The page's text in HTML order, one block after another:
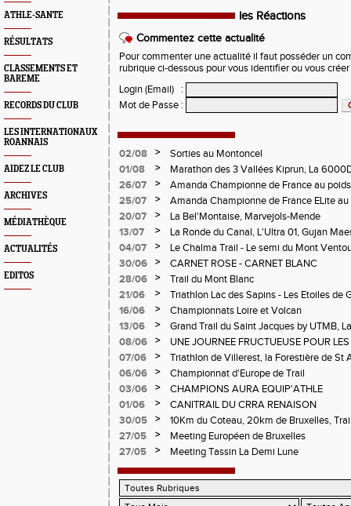
ATHLE-SANTE
RÉSULTATS
CLASSEMENTS ET
BAREME
RECORDS DU CLUB
LES INTERNATIONAUX
ROANNAIS
AIDEZ LE CLUB
ARCHIVES
MÉDIATHÈQUE
ACTUALITÉS
EDITOS
les Réactions
Commentez cette actualité
Pour commenter une actualité il faut posséder un
rubrique ci-dessous pour vous identifier ou vous
Login (Email)
:
Mot de Passe :
02/08 >
Sorties au Montoncel
01/08
>
Marathon des 3 Vallées Kiprun, La
Verticale d'Orcières, St Augustin
26/07 >
Amanda Championne de France au poids
25/07
>
Amanda Championne de France ELite
20/07
>
La Bel'Montaise, Marvejols-Mende
13/07
>
La Ronde du Canal, L'Ultra 01, Gujan
04/07
>
Le Chalma Trail - Le semi du Mont
Cublize - Les Passerelles de Monteynard
Pralognon La Vanoise
30/06 >
CARNET ROSE - CARNET BLANC
28/06
>
Trail du Mont Blanc
21/06
>
Triathlon Lac des Sapins - Les Etoiles de
16/06
>
Championnats Loire et Volcan
13/06
>
Grand Trail du Saint Jacques by UTMB,
d'Andrézieux-Bouthéon
08/06 >
UNE JOURNEE FRUCTUEUSE POUR
CHAMPIONNATS DE LA LOIRE A
07/06 >
Triathlon de Villerest, la Forestière de St
Circuit de la Sure, Tour du Pays Roannais
06/06 >
Championnat d'Europe de Trail
03/06
>
CHAMPIONS AURA EQUIP'ATHLE
01/06
>
CANITRAIL DU CRRA RENAISON
30/05
>
10Km du Coteau, 20km de Bruxelles,
Pilatrail
27/05 >
Meeting Européen de Bruxelles
27/05
> Meeting Tassin La Demi Lune